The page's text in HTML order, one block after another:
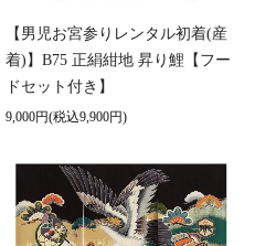
【男児お宮参りレンタル初着(産
着)】B75 正絹紺地 昇り鯉【フー
ドセット付き】
9,000円(税込9,900円)